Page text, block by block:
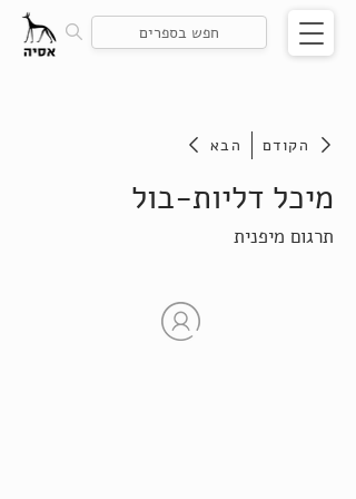
הבא הקודם
מיכל דליות-בול
תרגום מיפנית